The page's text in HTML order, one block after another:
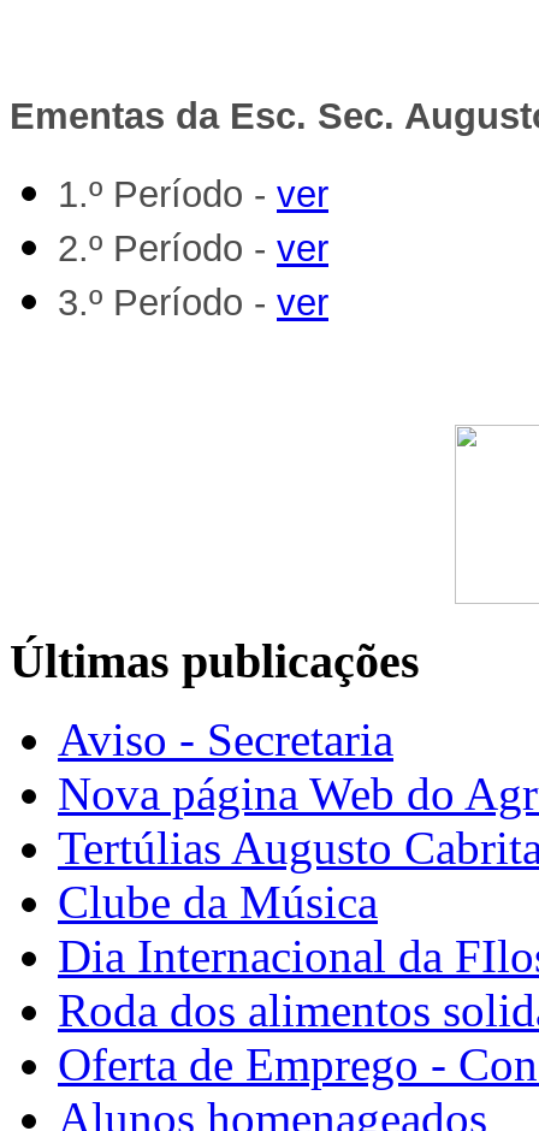
Ementas da Esc. Sec.
1.º Período - ver
2.º Período - ver
3.º Período - ver
Últimas publicações
Aviso - Secretaria
Nova página Web do
Tertúlias Augusto
Clube da Música
Dia Internacional da
Roda dos alimentos
Oferta de Emprego -
Alunos homenageados